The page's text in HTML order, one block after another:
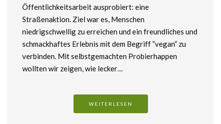
Öffentlichkeitsarbeit ausprobiert: eine
Straßenaktion. Ziel war es, Menschen
niedrigschwellig zu erreichen und ein freundliches und
schmackhaftes Erlebnis mit dem Begriff ”vegan” zu
verbinden. Mit selbstgemachten Probierhappen
wollten wir zeigen, wie lecker…
WEITERLESEN